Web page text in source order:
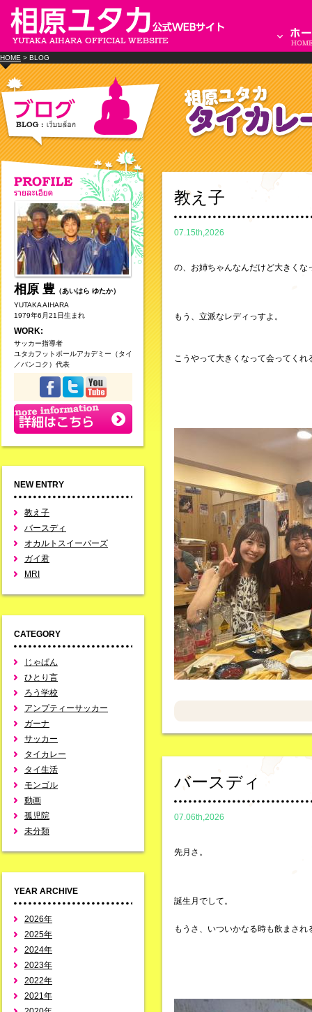
HOME > BLOG
相原 豊 （あいはら ゆたか）
YUTAKA AIHARA
1979年6月21日生まれ
WORK:
サッカー指導者
ユタカフットボールアカデミー（タイ
／バンコク）代表
NEW ENTRY
教え子
バースディ
オカルトスイーパーズ
ガイ君
MRI
CATEGORY
じゃぱん
ひとり言
ろう学校
アンプティーサッカー
ガーナ
サッカー
タイカレー
タイ生活
モンゴル
動画
孤児院
未分類
YEAR ARCHIVE
2026年
2025年
2024年
2023年
2022年
2021年
教え子
07.15th,2026
の、お姉ちゃんなんだけど大きくな
もう、立派なレディっすよ。
こうやって大きくなって会ってく
バースディ
07.06th,2026
先月さ。
誕生月でして。
もうさ、いついかなる時も飲まされ